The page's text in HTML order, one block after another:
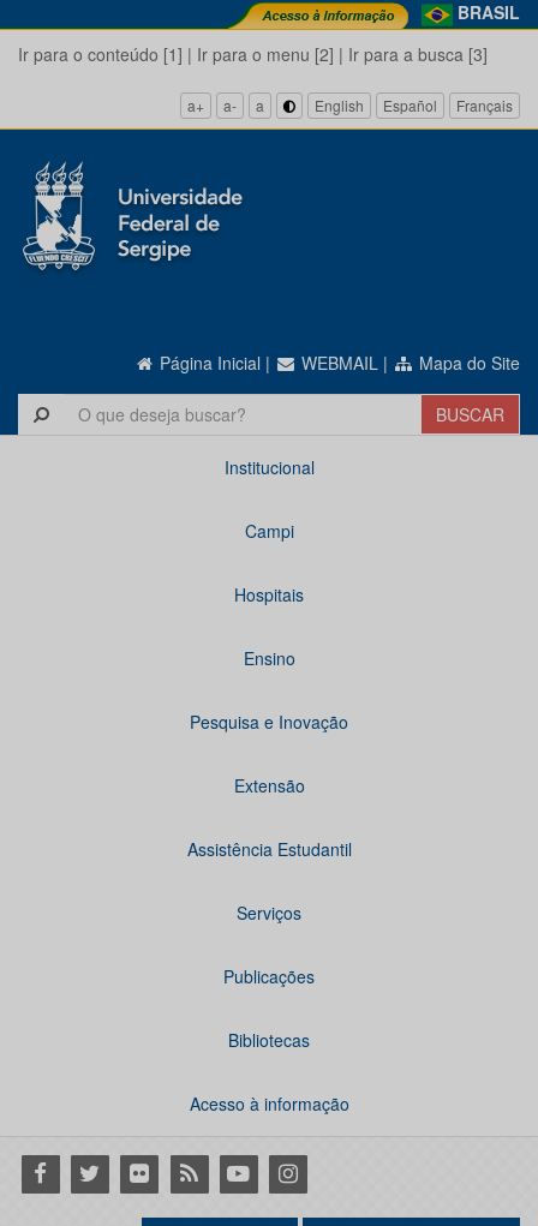
BRASIL
Ir para o conteúdo [1] | Ir para o menu [2] | Ir para a busca [3]
a+ a- a English Español Français
Página Inicial | WEBMAIL | Mapa do Site
Institucional
Campi
Hospitais
Ensino
Pesquisa e Inovação
Extensão
Assistência Estudantil
Serviços
Publicações
Bibliotecas
Acesso à informação
Facebook
Twitter Flickr RSS YoutubeInstagram